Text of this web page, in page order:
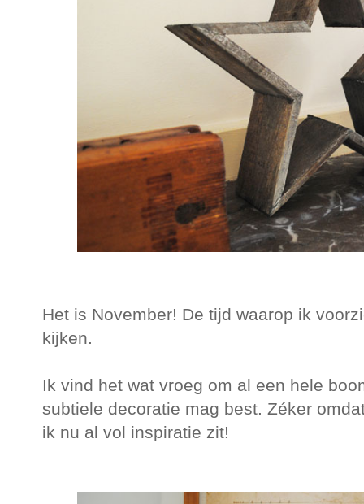
Het is November! De tijd waarop ik
kijken.
Ik vind het wat vroeg om al een hele
subtiele decoratie mag best. Zéker
ik nu al vol inspiratie zit!